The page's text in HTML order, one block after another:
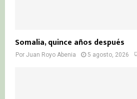
Somalia, quince años después
Por Juan Royo Abenia 5 agosto, 2026